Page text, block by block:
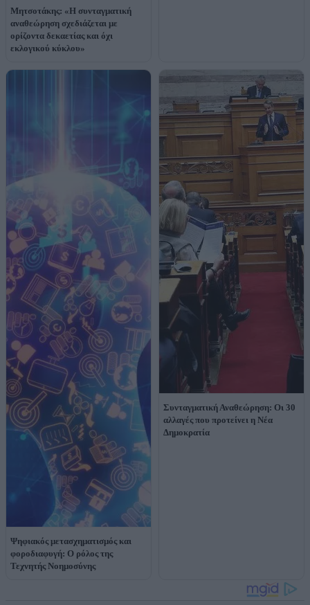
Μητσοτάκης: «Η συνταγματική
αναθεώρηση σχεδιάζεται με
ορίζοντα δεκαετίας και όχι
εκλογικού κύκλου»
Ψηφιακός μετασχηματισμός και
φοροδιαφυγή: Ο ρόλος της
Τεχνητής Νοημοσύνης
Συνταγματική Αναθεώρηση: Οι 30
αλλαγές που προτείνει η Νέα
Δημοκρατία